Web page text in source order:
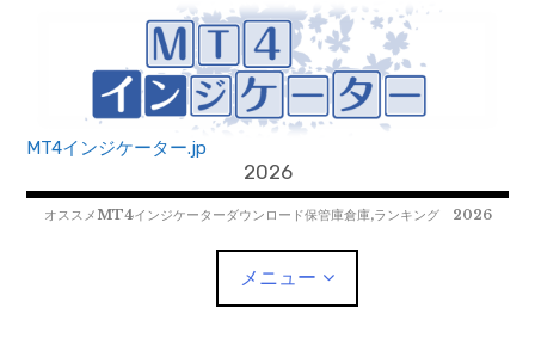
MT4インジケーター.jp
2026
オススメMT4インジケーターダウンロード保管庫倉庫,ランキング 2026
メニュー